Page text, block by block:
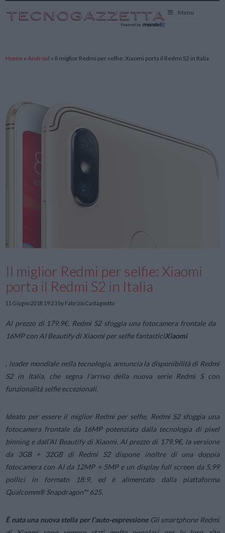
Menu
Home »Android » Il miglior Redmi per selfie: Xiaomi porta il Redmi S2 in Italia
Il miglior Redmi per selfie: Xiaomi
porta il Redmi S2 in Italia
11 Giugno 2018 19:23 by Fabrizio Castagnotto
Al prezzo di 179,9€, Redmi S2 sfoggia una fotocamera frontale da
16MP con AI Beautify di Xiaomi per selfie fantasticiXiaomi
, leader mondiale nella tecnologia, annuncia la disponibilità di Redmi
S2 in Italia, che segna l’arrivo della nuova serie Redmi S con
funzionalità selfie eccezionali.
Ideato per essere il miglior Redmi per selfie, Redmi S2 sfoggia una
fotocamera frontale da 16MP potenziata dalla tecnologia di pixel
binning e dall’AI Beautify di Xiaomi. Al prezzo di 179,9€, la versione
da 3GB + 32GB di Redmi S2 dispone inoltre di una doppia
fotocamera con AI da 12MP + 5MP e un display full screen da 5,99
pollici in formato 18:9, ed è alimentato dalla piattaforma
Qualcomm® Snapdragon™ 625.
È nata una nuova stella per l’auto-espressione Gli smartphone Redmi